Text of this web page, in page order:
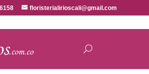
floristerialirioscali@gmail.com